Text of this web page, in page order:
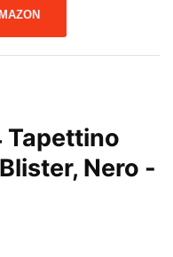
Tapettino
Nero -